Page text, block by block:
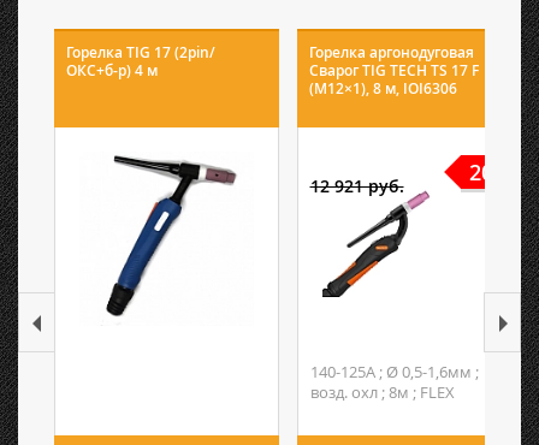
Горелка TIG 17 (2pin/
ОКС+б-р) 4 м
Горелка аргонодуговая
Сварог TIG TECH TS 17 F
(M12×1), 8 м, IOI6306
20%
12 921 руб.
140-125А ; Ø 0,5-1,6мм ;
возд. охл ; 8м ; FLEX